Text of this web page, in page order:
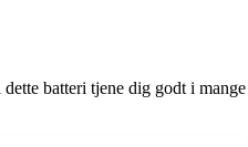
batteri tjene dig godt i mange